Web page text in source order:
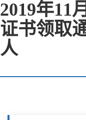
2019年11
证书领取
人